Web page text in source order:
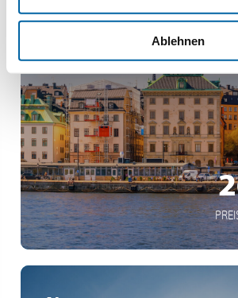
Ablehnen
Über Nacht in Stockholm
8 Länder in 11 Tagen
Kulturhauptstädte
MEHR ERFAHREN